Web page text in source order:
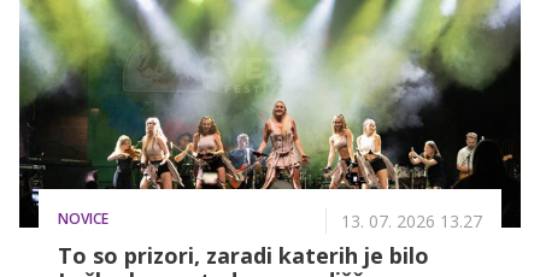
VOYO ter videli, kako je s svojimi nastopi občinstvo
ganil do solz in si prislužil stoječe ovacije.
NOVICE 13. 07. 2026 13.27
To so prizori, zaradi katerih je bilo